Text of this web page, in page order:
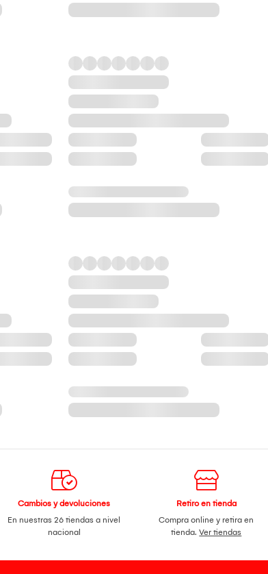
Cambios y devoluciones
En nuestras 26 tiendas a nivel
nacional
Retiro en tienda
Compra online y retira en
tienda.Ver tiendas